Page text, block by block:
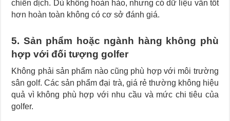
chiến dịch. Dù không hoàn hảo, nhưng có dữ liệu vẫn tốt
hơn hoàn toàn không có cơ sở đánh giá.
5. Sản phẩm hoặc ngành hàng không phù
hợp với đối tượng golfer
Không phải sản phẩm nào cũng phù hợp với môi trường
sân golf. Các sản phẩm đại trà, giá rẻ thường không hiệu
quả vì không phù hợp với nhu cầu và mức chi tiêu của
golfer.